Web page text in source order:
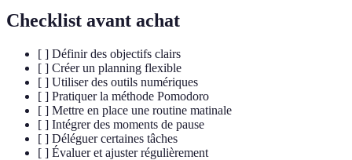
Checklist avant achat
[ ] Définir des objectifs clairs
[ ] Créer un planning flexible
[ ] Utiliser des outils numériques
[ ] Pratiquer la méthode Pomodoro
[ ] Mettre en place une routine matinale
[ ] Intégrer des moments de pause
[ ] Déléguer certaines tâches
[ ] Évaluer et ajuster régulièrement